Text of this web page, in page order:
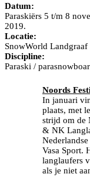
Datum:
Paraskiërs 5 t/m 8
2019.
Locatie:
SnowWorld Landgraaf
Discipline:
Paraski /
Noords
In januari
plaats, met
strijd om de
& NK
Vasa Sport.
langlaufers
als je niet